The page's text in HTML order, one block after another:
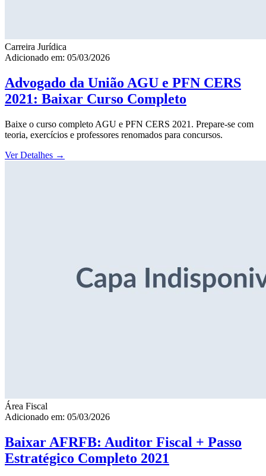
Carreira Jurídica
Adicionado em: 05/03/2026
Advogado da União AGU e PFN CERS
2021: Baixar Curso Completo
Baixe o curso completo AGU e PFN CERS 2021. Prepare-se com
teoria, exercícios e professores renomados para concursos.
Ver Detalhes →
Área Fiscal
Adicionado em: 05/03/2026
Baixar AFRFB: Auditor Fiscal + Passo
Estratégico Completo 2021